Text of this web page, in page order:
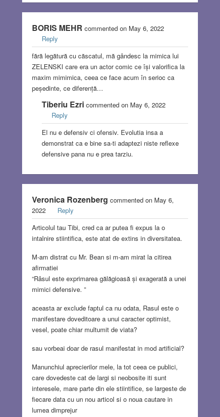
BORIS MEHR commented on May 6, 2022
Reply
fără legătură cu căscatul, mă gândesc la mimica lui
ZELENSKI care era un actor comic ce își valorifica la
maxim mimimica, ceea ce face acum în serioc ca
peședinte, ce diferență…
Tiberiu Ezricommented on May 6, 2022
Reply
El nu e defensiv ci ofensiv. Evolutia insa a
demonstrat ca e bine sa-ti adaptezi niste reflexe
defensive pana nu e prea tarziu.
Veronica Rozenberg commented on May 6,
2022
Reply
Articolul tau Tibi, cred ca ar putea fi expus la o
intalnire stiintifica, este atat de extins in diversitatea.
M-am distrat cu Mr. Bean si m-am mirat la citirea
afirmatiei
“Râsul este exprimarea gălăgioasă și exagerată a unei
mimici defensive. ”
aceasta ar exclude faptul ca nu odata, Rasul este o
manifestare doveditoare a unui caracter optimist,
vesel, poate chiar multumit de viata?
sau vorbeai doar de rasul manifestat in mod artificial?
Manunchiul aprecierilor mele, la tot ceea ce publici,
care dovedeste cat de largi si neobosite iti sunt
interesele, mare parte din ele stiintifice, se largeste de
fiecare data cu un nou articol si o noua cautare in
lumea dimprejur